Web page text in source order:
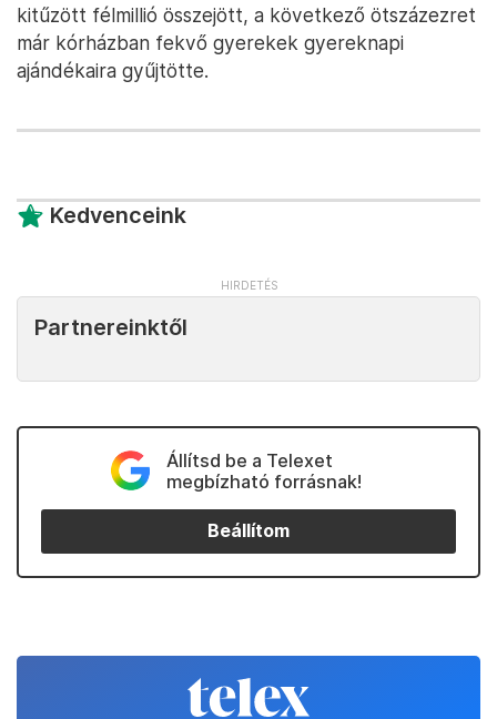
kitűzött félmillió összejött, a következő ötszázezret
már kórházban fekvő gyerekek gyereknapi
ajándékaira gyűjtötte.
Kedvenceink
Partnereinktől
Állítsd be a Telexet
megbízható forrásnak!
Beállítom